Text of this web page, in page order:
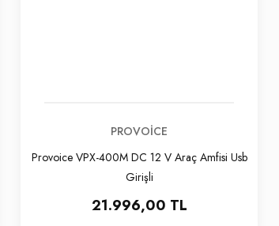
PROVOICE
Provoice VPX-400M DC 12 V Araç Amfisi Usb
Girişli
21.996,00 TL